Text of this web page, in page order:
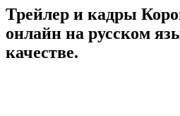
Трейлер и кадры
онлайн на русском
качестве.